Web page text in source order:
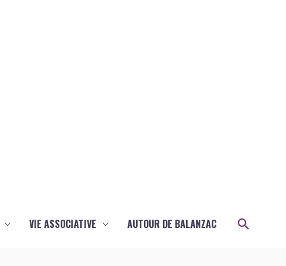
VIE ASSOCIATIVE AUTOUR DE BALANZAC